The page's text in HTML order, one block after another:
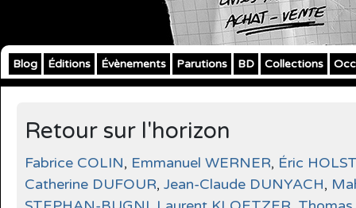
Blog Éditions Évènements Parutions BD Collections
Retour sur l'horizon
Fabrice COLIN, Emmanuel WERNER, Éric
Catherine DUFOUR, Jean-Claude DUNYACH,